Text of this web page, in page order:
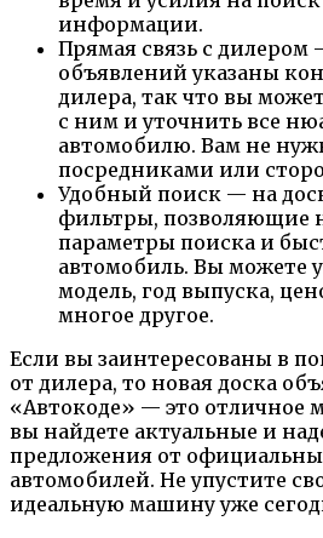
информации.
Прямая связь с дилером
объявлений указаны
дилера, так что вы
с ним и уточнить все
автомобилю. Вам не
посредниками или
Удобный поиск — на
фильтры, позволяющие
параметры поиска и
автомобиль. Вы можете
модель, год выпуска,
многое другое.
Если вы заинтересованы в
от дилера, то новая доска
«Автокоде» — это отличное
вы найдете актуальные и
предложения от
автомобилей. Не упустите
идеальную машину уже